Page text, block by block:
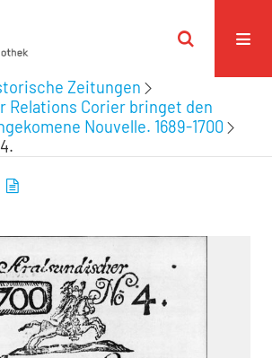
Zeitungen
Relations Corier bringet den
Nouvelle. 1689-1700